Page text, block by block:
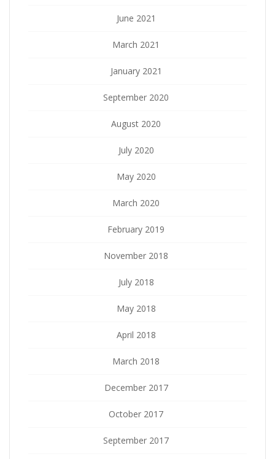
June 2021
March 2021
January 2021
September 2020
August 2020
July 2020
May 2020
March 2020
February 2019
November 2018
July 2018
May 2018
April 2018
March 2018
December 2017
October 2017
September 2017